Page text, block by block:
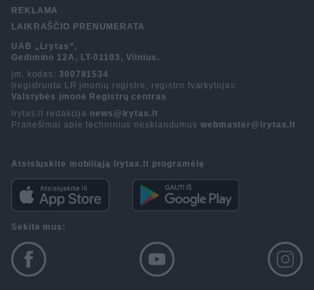
REKLAMA
LAIKRAŠČIO PRENUMERATA
UAB „Lrytas“,
Gedimino 12A, LT-01103, Vilnius.
Įm. kodas: 300781534
Įregistruota LR įmonių registre, registro tvarkytojas:
Valstybės įmonė Registrų centras
lrytas.lt redakcija news@lrytas.lt
Pranešimai apie techninius nesklandumus webmaster@lrytas.lt
Atsisiųskite mobiliąją lrytas.lt programėlę
Sekite mus: